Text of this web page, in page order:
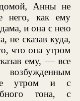
домой, Анны не
него, как ему
дама, и она с нею
не сказав куда,
что она утром
ему, — все
утром и с
тона, с